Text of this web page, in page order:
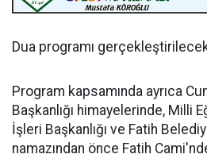
Dua programı
Program kapsamında ayrıca
Başkanlığı himayelerinde, Milli
İşleri Başkanlığı ve Fatih
namazından önce Fatih